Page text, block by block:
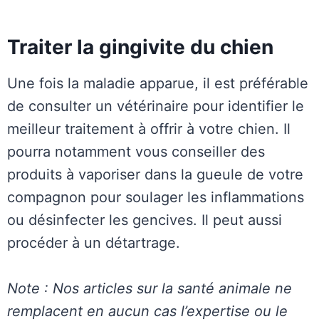
Traiter la gingivite du chien
Une fois la maladie apparue, il est préférable
de consulter un vétérinaire pour identifier le
meilleur traitement à offrir à votre chien. Il
pourra notamment vous conseiller des
produits à vaporiser dans la gueule de votre
compagnon pour soulager les inflammations
ou désinfecter les gencives. Il peut aussi
procéder à un détartrage.
Note : Nos articles sur la santé animale ne
remplacent en aucun cas l’expertise ou le